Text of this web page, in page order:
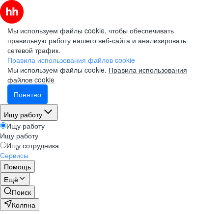
Мы используем файлы cookie, чтобы обеспечивать
правильную работу нашего веб-сайта и анализировать
сетевой трафик.
Правила использования файлов cookie
Мы используем файлы cookie. Правила использования
файлов cookie
Понятно
Ищу работу
Ищу работу
Ищу работу
Ищу сотрудника
Сервисы
Помощь
Ещё
Поиск
Колпна